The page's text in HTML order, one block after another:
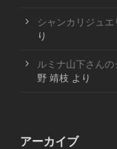
シャンカリジュエ
り
ルミナ山下さん
野 靖枝 より
アーカイブ